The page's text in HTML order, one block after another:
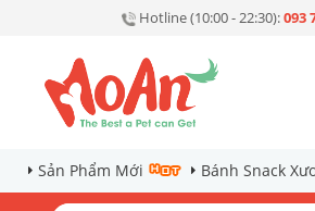
Hotline (10:00 - 22:30):093
Sản Phẩm Mới Bánh Snack